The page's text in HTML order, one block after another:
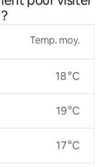
Temp. moy.
18 °C
19 °C
17 °C